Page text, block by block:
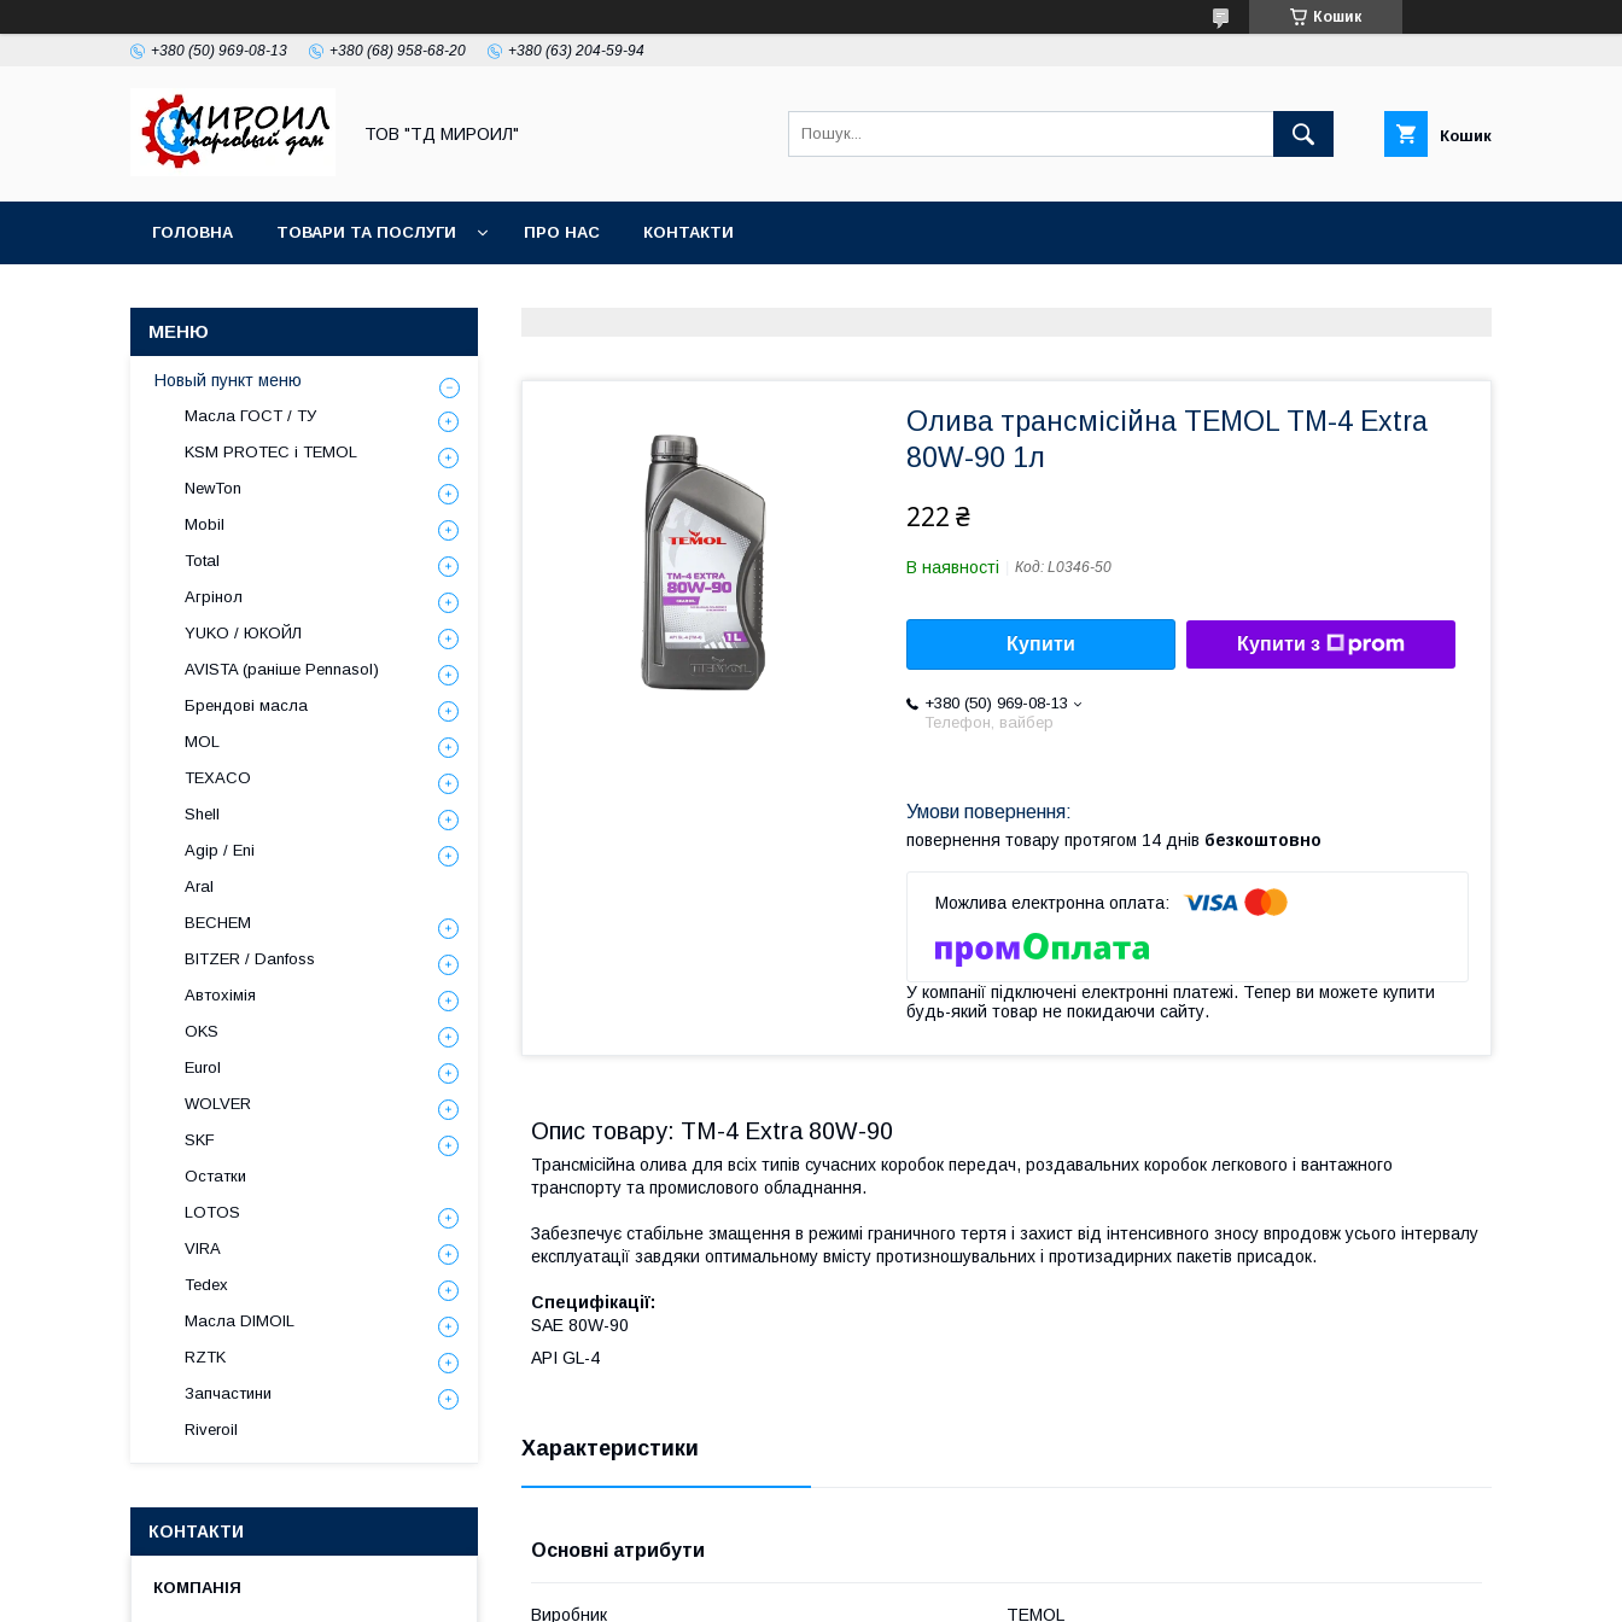
Кошик
+380 (50) 969-08-13 +380 (68) 958-68-20 +380 (63) 204-59-94
ТОВ "ТД МИРОИЛ" Кошик
ГОЛОВНА ТОВАРИ ТА ПОСЛУГИ ПРО НАС КОНТАКТИ
Олива трансмісійна TEMOL ТМ-4 Extra
80W-90 1л
222 ₴
В наявності Код: L0346-50
Купити Купити з
+380 (50) 969-08-13
Телефон, вайбер
повернення товару протягом 14 днів безкоштовно
У компанії підключені електронні платежі. Тепер ви можете купити
будь-який товар не покидаючи сайту.
Опис товару: ТМ-4 Extra 80W-90
Трансмісійна олива для всіх типів сучасних коробок передач, роздавальних коробок легкового і вантажного
транспорту та промислового обладнання.
Забезпечує стабільне змащення в режимі граничного тертя і захист від інтенсивного зносу впродовж усього інтервалу
експлуатації завдяки оптимальному вмісту протизношувальних і протизадирних пакетів присадок.
Специфікації:
SAE 80W-90
API GL-4
Характеристики
Основні атрибути
Виробник TEMOL
Новый пункт меню
Масла ГОСТ / ТУ
KSM PROTEC і TEMOL
NewTon
Mobil
Total
Агрінол
YUKO / ЮКОЙЛ
AVISTA (раніше Pennasol)
Брендові масла
MOL
TEXACO
Shell
Agip / Eni
Aral
BECHEM
BITZER / Danfoss
Автохімія
OKS
Eurol
WOLVER
SKF
Остатки
LOTOS
VIRA
Tedex
Масла DIMOIL
RZTK
Запчастини
Riveroil
КОНТАКТИ